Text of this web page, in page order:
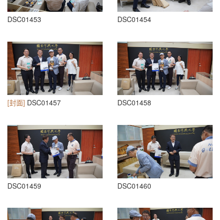
DSC01453 DSC01454
[封面] DSC01457 DSC01458
DSC01459 DSC01460